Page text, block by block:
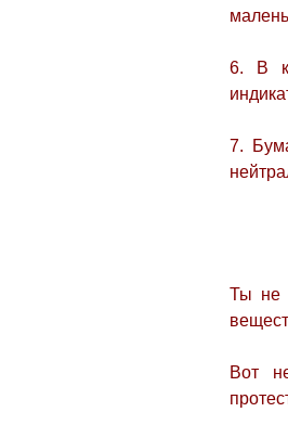
6. В
7.
Ты не
Вот